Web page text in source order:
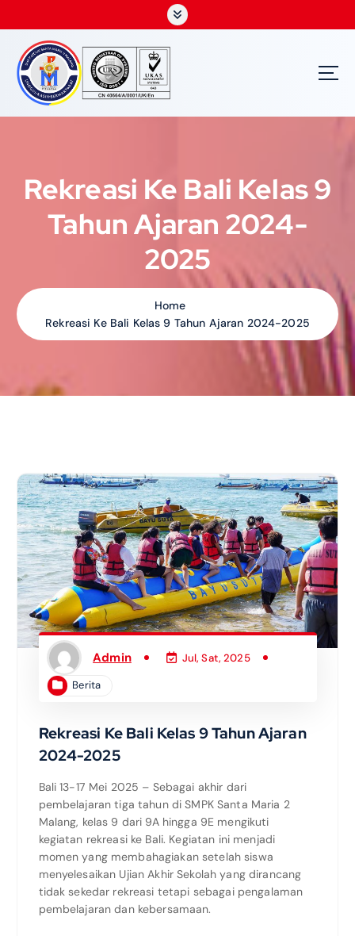
Rekreasi Ke Bali Kelas 9
Tahun Ajaran 2024-
2025
Home
Rekreasi Ke Bali Kelas 9 Tahun Ajaran 2024-2025
Admin Jul, Sat, 2025
Berita
Rekreasi Ke Bali Kelas 9 Tahun Ajaran
2024-2025
Bali 13-17 Mei 2025 – Sebagai akhir dari
pembelajaran tiga tahun di SMPK Santa Maria 2
Malang, kelas 9 dari 9A hingga 9E mengikuti
kegiatan rekreasi ke Bali. Kegiatan ini menjadi
momen yang membahagiakan setelah siswa
menyelesaikan Ujian Akhir Sekolah yang dirancang
tidak sekedar rekreasi tetapi sebagai pengalaman
pembelajaran dan kebersamaan.